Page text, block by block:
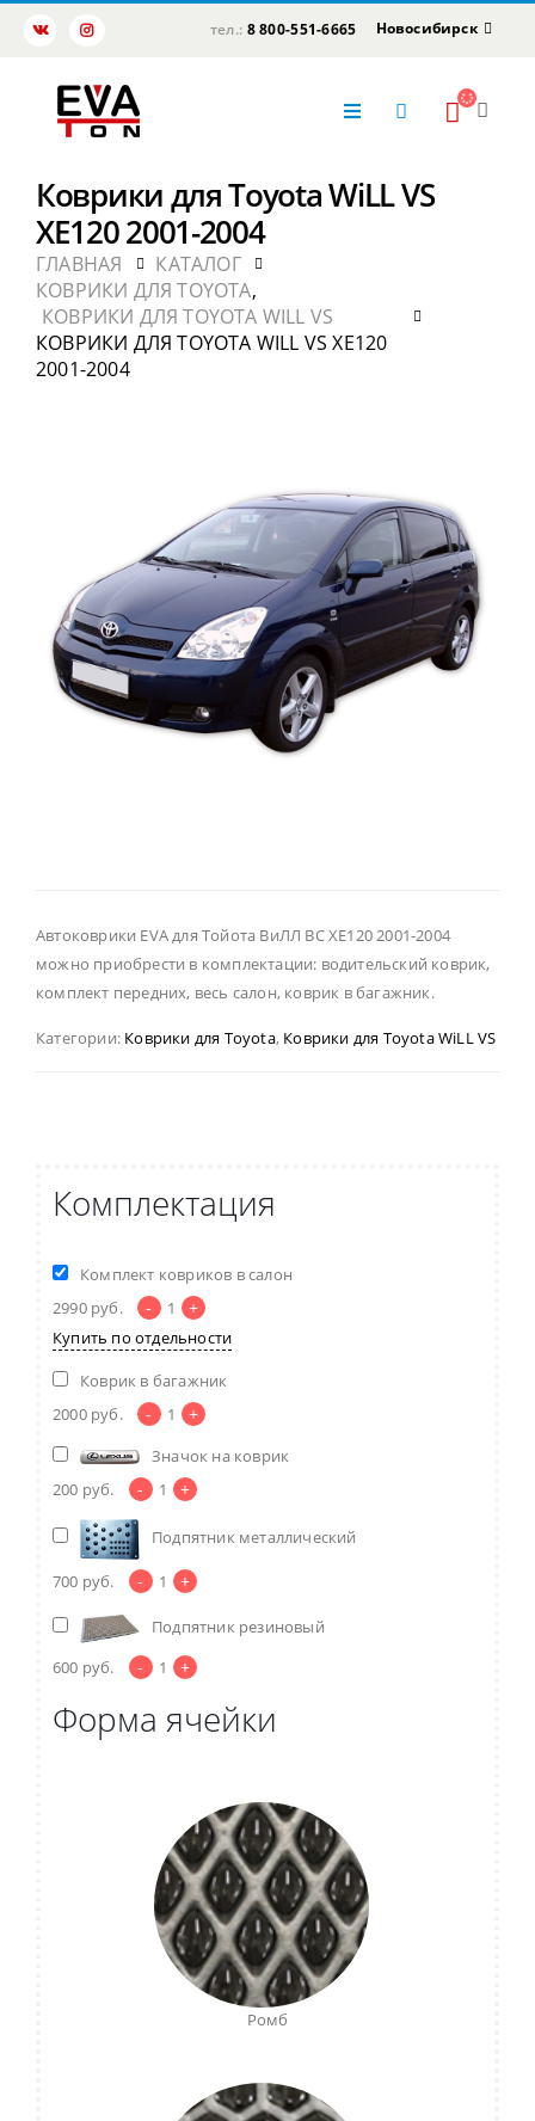
тел.: 8 800-551-6665 Новосибирск
Коврики для Toyota WiLL VS
XE120 2001-2004
ГЛАВНАЯ
КАТАЛОГ
КОВРИКИ ДЛЯ TOYOTA,
КОВРИКИ ДЛЯ TOYOTA WILL VS
КОВРИКИ ДЛЯ TOYOTA WILL VS XE120
2001-2004
Автоковрики EVA для Тойота ВиЛЛ ВС ХЕ120 2001-2004
можно приобрести в комплектации: водительский коврик,
комплект передних, весь салон, коврик в багажник.
Категории: Коврики для Toyota, Коврики для Toyota WiLL VS
Комплектация
Комплект ковриков в салон
2990 руб. - 1 +
Купить по отдельности
Коврик в багажник
2000 руб. - 1 +
Значок на коврик
200 руб. - 1 +
Подпятник металлический
700 руб. - 1 +
Подпятник резиновый
600 руб. - 1 +
Форма ячейки
Ромб